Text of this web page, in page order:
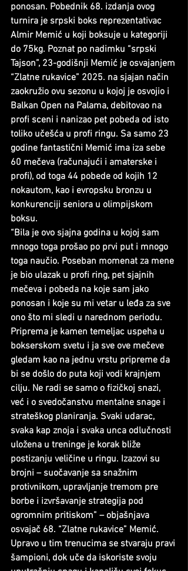
ponosan. Pobednik 68. izdanja ovog
turnira je srpski boks reprezentativac
Almir Memić u koji boksuje u kategoriji
do 75kg. Poznat po nadimku “srpski
Tajson”, 23-godišnji Memić je osvajanjem
“Zlatne rukavice” 2025. na sjajan način
zaokružio ovu sezonu u kojoj je osvojio i
Balkan Open na Palama, debitovao na
profi sceni i nanizao pet pobeda od isto
toliko učešća u profi ringu. Sa samo 23
godine fantastični Memić ima iza sebe
60 mečeva (računajući i amaterske i
profi), od toga 44 pobede od kojih 12
nokautom, kao i evropsku bronzu u
konkurenciji seniora u olimpijskom
boksu.
“Bila je ovo sjajna godina u kojoj sam
mnogo toga prošao po prvi put i mnogo
toga naučio. Poseban momenat za mene
je bio ulazak u profi ring, pet sjajnih
mečeva i pobeda na koje sam jako
ponosan i koje su mi vetar u leđa za sve
ono što mi sledi u narednom periodu.
Priprema je kamen temeljac uspeha u
bokserskom svetu i ja sve ove mečeve
gledam kao na jednu vrstu pripreme da
bi se došlo do puta koji vodi krajnjem
cilju. Ne radi se samo o fizičkoj snazi,
već i o svedočanstvu mentalne snage i
strateškog planiranja. Svaki udarac,
svaka kap znoja i svaka unca odlučnosti
uložena u treninge je korak bliže
postizanju veličine u ringu. Izazovi su
brojni – suočavanje sa snažnim
protivnikom, upravljanje tremom pre
borbe i izvršavanje strategija pod
ogromnim pritiskom” – objašnjava
osvajač 68. “Zlatne rukavice” Memić.
Upravo u tim trenucima se stvaraju pravi
šampioni, dok uče da iskoriste svoju